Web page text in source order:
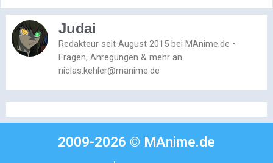
Judai
Redakteur seit August 2015 bei MAnime.de •
Fragen, Anregungen & mehr an
niclas.kehler@manime.de
2009-2026 © MAnime.de